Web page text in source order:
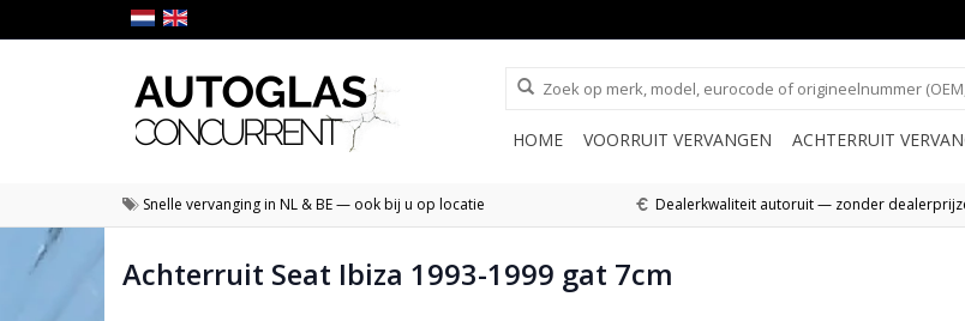
HOME VOORRUIT VERVANGEN ACHTERRUIT
Snelle vervanging in NL & BE — ook bij u op locatie Dealerkwaliteit autoruit — zonder
Achterruit Seat Ibiza 1993-1999 gat 7cm